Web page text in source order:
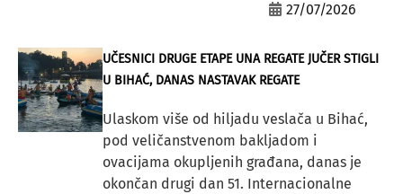
27/07/2026
UČESNICI DRUGE ETAPE UNA REGATE JUČER STIGLI
U BIHAĆ, DANAS NASTAVAK REGATE
Ulaskom više od hiljadu veslača u Bihać,
pod veličanstvenom bakljadom i
ovacijama okupljenih građana, danas je
okončan drugi dan 51. Internacionalne